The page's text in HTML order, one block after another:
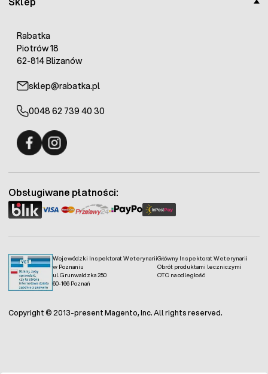
Rabatka
Piotrów 18
62-814 Blizanów
sklep@rabatka.pl
0048 62 739 40 30
Wojewódzki Inspektorat Weterynarii
w Poznaniu
ul. Grunwaldzka 250
60-166 Poznań
Główny Inspektorat Weterynarii
Obrót produktami leczniczymi
OTC na odległość
Obsługiwane płatności:
Copyright © 2013-present Magento, Inc. All rights reserved.